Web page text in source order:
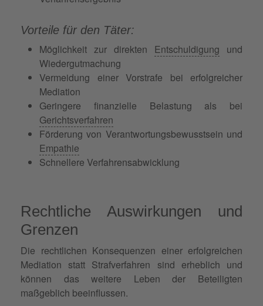
Vorteile für den Täter:
Möglichkeit zur direkten Entschuldigung und
Wiedergutmachung
Vermeidung einer Vorstrafe bei erfolgreicher
Mediation
Geringere finanzielle Belastung als bei
Gerichtsverfahren
Förderung von Verantwortungsbewusstsein und
Empathie
Schnellere Verfahrensabwicklung
Rechtliche Auswirkungen und
Grenzen
Die rechtlichen Konsequenzen einer erfolgreichen
Mediation statt Strafverfahren sind erheblich und
können das weitere Leben der Beteiligten
maßgeblich beeinflussen.